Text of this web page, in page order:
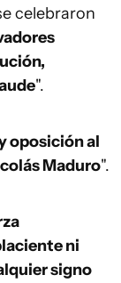
celebraron
".
oposición al
Maduro".
ni
signo